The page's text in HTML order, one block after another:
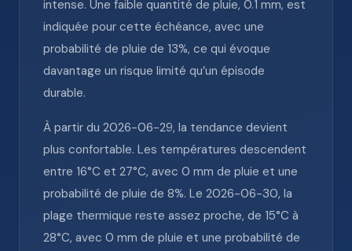
intense. Une faible quantité de pluie, 0.1 mm, est
indiquée pour cette échéance, avec une
probabilité de pluie de 13%, ce qui évoque
davantage un risque limité qu’un épisode
durable.
À partir du 2026-06-29, la tendance devient
plus confortable. Les températures descendent
entre 16°C et 27°C, avec 0 mm de pluie et une
probabilité de pluie de 8%. Le 2026-06-30, la
plage thermique reste assez proche, de 15°C à
28°C, avec 0 mm de pluie et une probabilité de